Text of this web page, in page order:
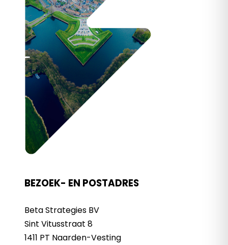
BEZOEK- EN POSTADRES
Beta Strategies BV
Sint Vitusstraat 8
1411 PT Naarden-Vesting